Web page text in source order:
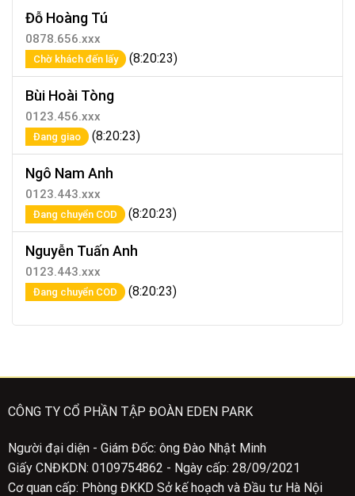
Đỗ Hoàng Tú
0878.656.xxx
Chờ khách đến lấy (8:20:23)
Bùi Hoài Tòng
0123.456.xxx
Đang giao (8:20:23)
Ngô Nam Anh
0123.443.xxx
Đang chuyển COD (8:20:23)
Nguyễn Tuấn Anh
0123.443.xxx
Đang chuyển COD (8:20:23)
CÔNG TY CỔ PHẦN TẬP ĐOÀN EDEN PARK
Người đại diện - Giám Đốc: ông Đào Nhật Minh
Giấy CNĐKDN: 0109754862 - Ngày cấp: 28/09/2021
Cơ quan cấp: Phòng ĐKKD Sở kế hoạch và Đầu tư Hà Nội